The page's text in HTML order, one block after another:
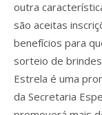
outra
são aceitas
benefícios para
sorteio de
Estrela é uma
da Secretaria